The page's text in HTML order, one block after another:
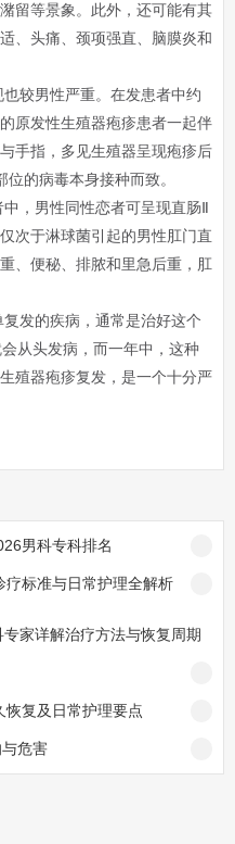
留等景象。此外，还可能有其
、头痛、颈项强直、脑膜炎和
较男性严重。在发患者中约
原发性生殖器疱疹患者一起伴
手指，多见生殖器呈现疱疹后
的病毒本身接种而致。
，男性同性恋者可呈现直肠Ⅱ
次于淋球菌引起的男性肛门直
、便秘、排脓和里急后重，肛
发的疾病，通常是治好这个
从头发病，而一年中，这种
殖器疱疹复发，是一个十分严
男科专科排名
标准与日常护理全解析
家详解治疗方法与恢复周期
恢复及日常护理要点
危害